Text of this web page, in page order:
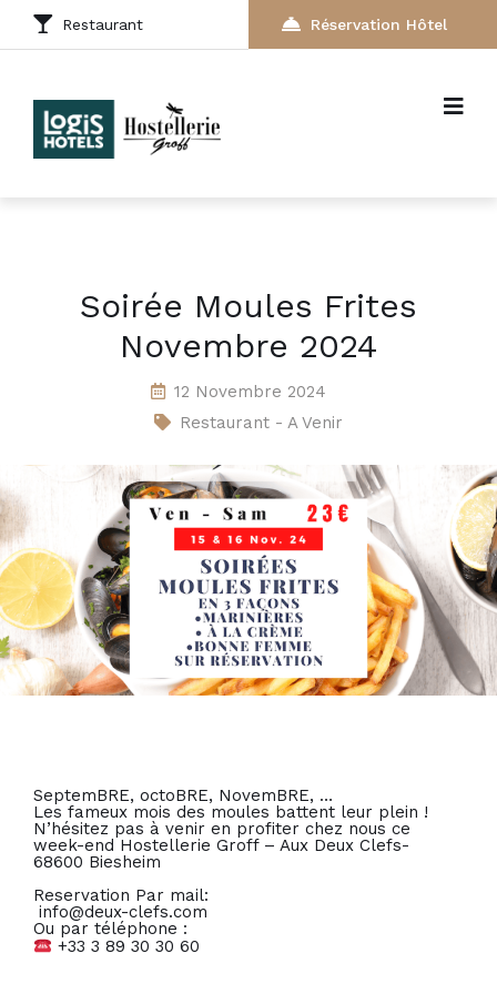
Restaurant Réservation Hôtel
Soirée Moules Frites
Novembre 2024
12 Novembre 2024
Restaurant - A Venir
SeptemBRE, octoBRE, NovemBRE, …
Les fameux mois des moules battent leur plein !
N’hésitez pas à venir en profiter chez nous ce
week-end Hostellerie Groff – Aux Deux Clefs-
68600 Biesheim
Reservation Par mail:
info@deux-clefs.com
Ou par téléphone :
+33 3 89 30 30 60